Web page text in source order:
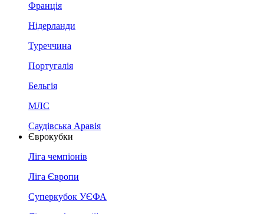
Франція
Нідерланди
Туреччина
Португалія
Бельгія
МЛС
Саудівська Аравія
Єврокубки
Ліга чемпіонів
Ліга Європи
Суперкубок УЄФА